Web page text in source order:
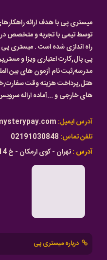
میستری پی با هدف ارائه
توسط تیمی با تجربه و متخصص
راه اندازی شده است . میستری پی
پی پال,کارت اعتباری ویزا و
مدرسه,ثبت نام آزمون های بین
هتل,پرداخت هزینه وقت
های خارجی و ...آماده ارائه
آدرس ایمیل:
تلفن تماس: 02191030848
آدرس :تهران - کوی ارمکان - خ 14 متری یاسر
درباره میستری پی